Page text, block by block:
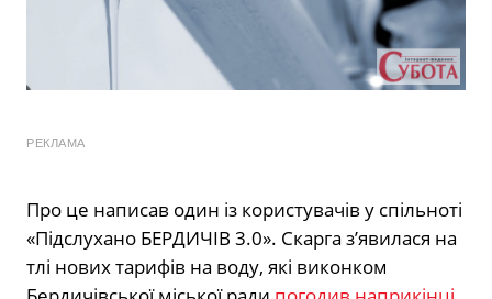
РЕКЛАМА
Про це написав один із користувачів у спільноті
«Підслухано БЕРДИЧІВ 3.0». Скарга з’явилася на
тлі нових тарифів на воду, які виконком